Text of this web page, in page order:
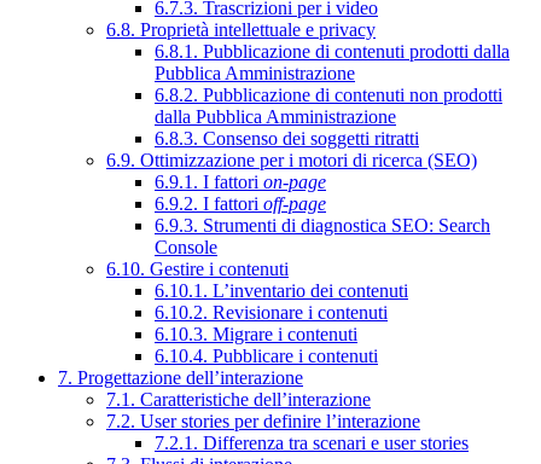
6.7.3. Trascrizioni per i video
6.8. Proprietà intellettuale e privacy
6.8.1. Pubblicazione di contenuti prodotti dalla
Pubblica Amministrazione
6.8.2. Pubblicazione di contenuti non prodotti
dalla Pubblica Amministrazione
6.8.3. Consenso dei soggetti ritratti
6.9. Ottimizzazione per i motori di ricerca (SEO)
6.9.1. I fattori on-page
6.9.2. I fattori off-page
6.9.3. Strumenti di diagnostica SEO: Search
Console
6.10. Gestire i contenuti
6.10.1. L’inventario dei contenuti
6.10.2. Revisionare i contenuti
6.10.3. Migrare i contenuti
6.10.4. Pubblicare i contenuti
7. Progettazione dell’interazione
7.1. Caratteristiche dell’interazione
7.2. User stories per definire l’interazione
7.2.1. Differenza tra scenari e user stories